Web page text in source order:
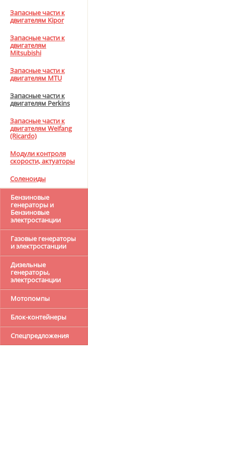
Запасные части к
двигателям Kipor
Запасные части к
двигателям
Mitsubishi
Запасные части к
двигателям MTU
Запасные части к
двигателям Perkins
Запасные части к
двигателям Weifang
(Ricardo)
Модули контроля
скорости, актуаторы
Соленоиды
Бензиновые
генераторы и
Бензиновые
электростанции
Газовые генераторы
и электростанции
Дизельные
генераторы,
электростанции
Мотопомпы
Блок-контейнеры
Спецпредложения